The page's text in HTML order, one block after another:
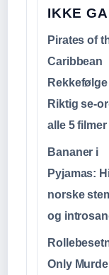
IKKE
Pirates of
Caribbean
Riktig se-
alle 5 filmer
Bananer i
Pyjamas:
norske
og
Only